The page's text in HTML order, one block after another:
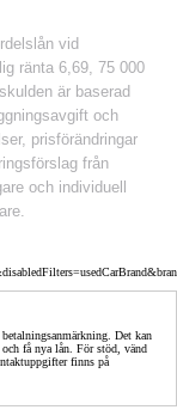
vid
ränta 6,69, 75 000
är baserad
och
prisförändringar
från
och individuell
Det kan
få nya lån. För stöd, vänd
finns på